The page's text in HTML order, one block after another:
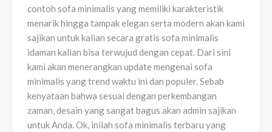
contoh sofa minimalis yang memiliki karakteristik
menarik hingga tampak elegan serta modern akan kami
sajikan untuk kalian secara gratis sofa minimalis
idaman kalian bisa terwujud dengan cepat. Dari sini
kami akan menerangkan update mengenai sofa
minimalis yang trend waktu ini dan populer. Sebab
kenyataan bahwa sesuai dengan perkembangan
zaman, desain yang sangat bagus akan admin sajikan
untuk Anda. Ok, inilah sofa minimalis terbaru yang